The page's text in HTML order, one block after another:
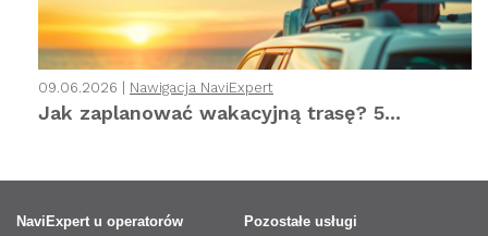
09.06.2026 | Nawigacja NaviExpert
Jak zaplanować wakacyjną trasę? 5...
NaviExpert u operatorów Pozostałe usługi